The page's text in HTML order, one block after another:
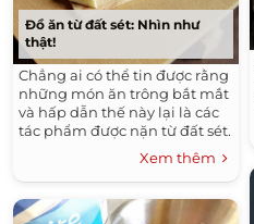
Đồ ăn từ đất sét: Nhìn như
thật!
Chẳng ai có thể tin được rằng
những món ăn trông bắt mắt
và hấp dẫn thế này lại là các
tác phẩm được nặn từ đất sét.
Xem thêm